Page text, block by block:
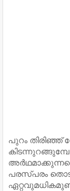
പുറം തിരിഞ്ഞ്
പരസ്പരം